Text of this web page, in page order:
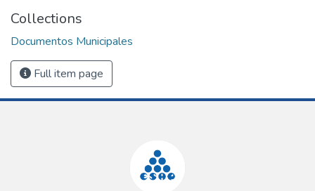
Collections
Documentos Municipales
Full item page